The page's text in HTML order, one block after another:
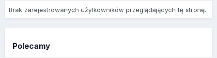
Brak zarejestrowanych użytkowników przeglądających tę stronę.
Polecamy